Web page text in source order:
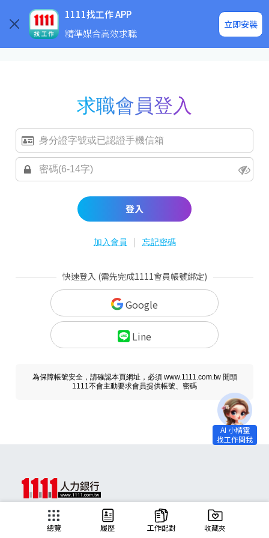
1111找工作 APP
精準媒合高效求職
立即安裝
企業求才
求職會員登入
登入
加入會員 | 忘記密碼
快速登入 (需先完成1111會員帳號綁定)
Google
Line
為保障帳號安全，請確認本頁網址，必須 www.1111.com.tw 開頭
1111不會主動要求會員提供帳號、密碼
總覽 履歷 工作配對 收藏夾